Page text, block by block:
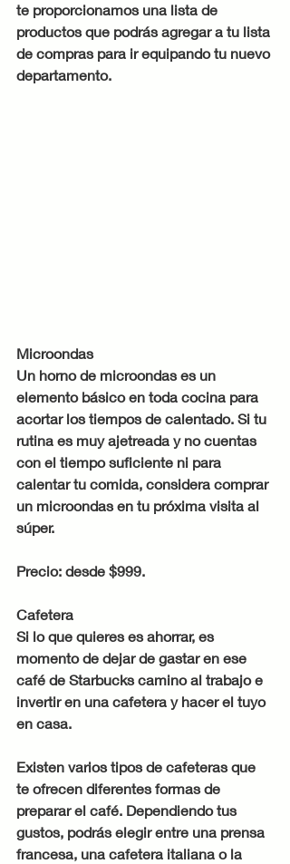
te proporcionamos una lista de
productos que podrás agregar a tu lista
de compras para ir equipando tu nuevo
departamento.
Microondas
Un horno de microondas es un
elemento básico en toda cocina para
acortar los tiempos de calentado. Si tu
rutina es muy ajetreada y no cuentas
con el tiempo suficiente ni para
calentar tu comida, considera comprar
un microondas en tu próxima visita al
súper.
Precio: desde $999.
Cafetera
Si lo que quieres es ahorrar, es
momento de dejar de gastar en ese
café de Starbucks camino al trabajo e
invertir en una cafetera y hacer el tuyo
en casa.
Existen varios tipos de cafeteras que
te ofrecen diferentes formas de
preparar el café. Dependiendo tus
gustos, podrás elegir entre una prensa
francesa, una cafetera italiana o la